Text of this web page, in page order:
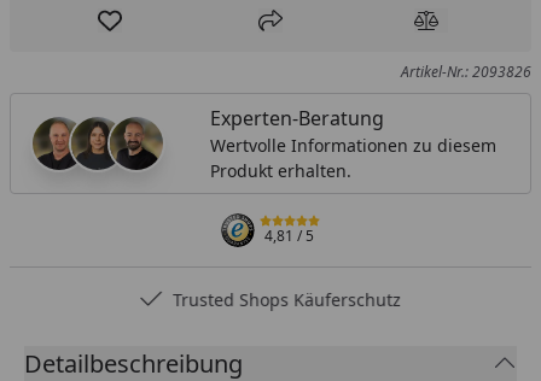
Produkt zur Wunschliste hinzufügen
Teilen Produkt
Artikel-Nr.: 2093826
Experten-Beratung
Wertvolle Informationen zu diesem
Produkt erhalten.
4,81/ 5
Trusted Shops Käuferschutz
Detailbeschreibung